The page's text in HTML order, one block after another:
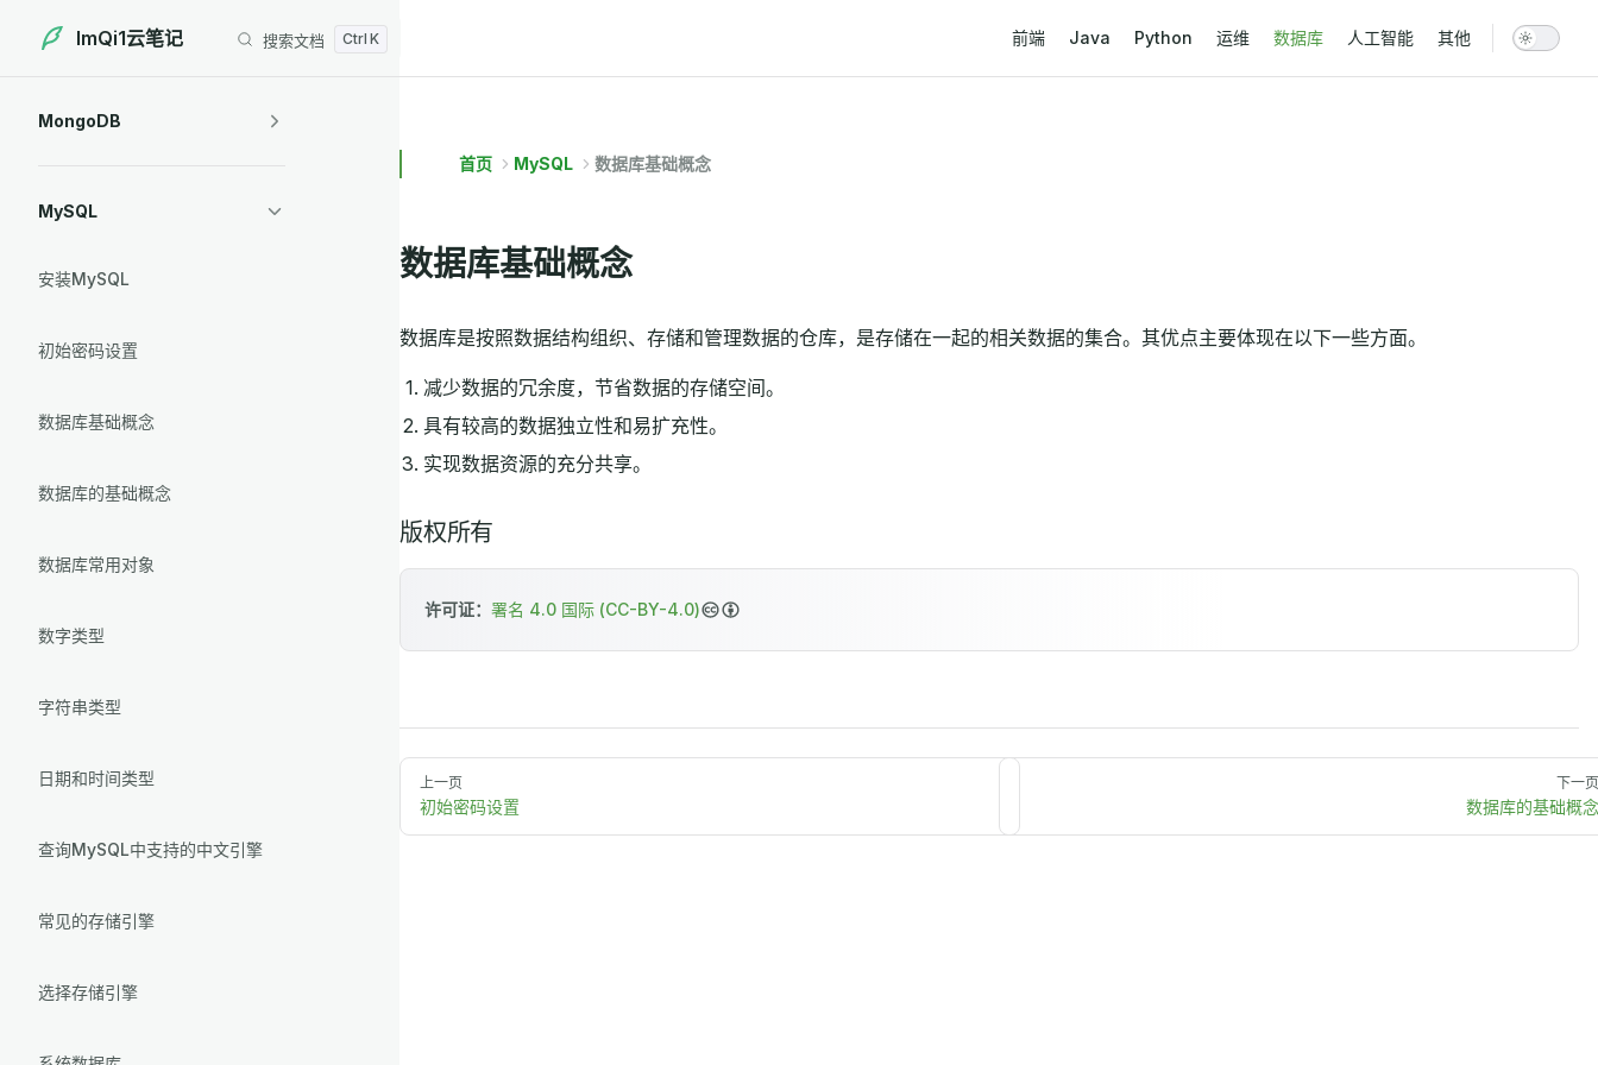
Skip to content
ImQi1云笔记 搜索文档 前端 Java Python 运维 数据库 人工智能 其他
MongoDB
MySQL
安装MySQL
初始密码设置
数据库基础概念
数据库的基础概念
数据库常用对象
数字类型
字符串类型
日期和时间类型
查询MySQL中支持的中文引擎
常见的存储引擎
选择存储引擎
首页 MySQL 数据库基础概念
数据库基础概念
数据库是按照数据结构组织、存储和管理数据的仓库，是存储在一起的相关数据的集合。其优点主要体现在以下一些方面。
减少数据的冗余度，节省数据的存储空间。
具有较高的数据独立性和易扩充性。
实现数据资源的充分共享。
版权所有
许可证： 署名 4.0 国际 (CC-BY-4.0)
上一页
初始密码设置
下一页
数据库的基础概念